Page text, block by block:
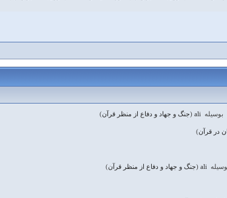
بوسیله ali
(جنگ و جهاد و دفاع از منظر قرآن)
در قرآن)
ali
(جنگ و جهاد و دفاع از منظر قرآن)